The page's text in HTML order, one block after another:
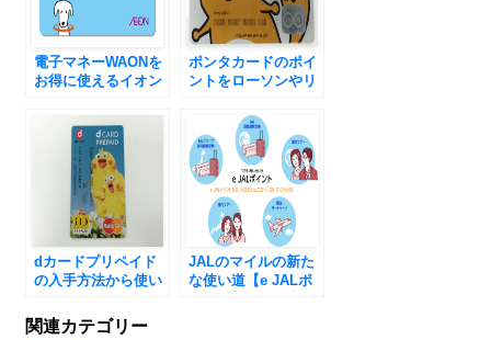
電子マネーWAONを
お得に使えるイオン
ポンタカードのポイ
ントをローソンやリ
用する方法
dカードプリペイド
の入手方法から使い
トの貯め方を紹介
JALのマイルの新た
な使い道【e JALポ
関連カテゴリー